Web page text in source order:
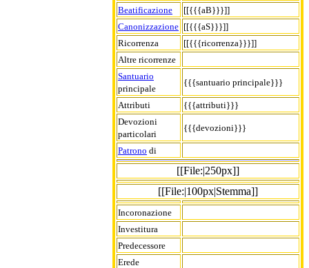
Beatificazione
[[{{{aB}}}]]
Canonizzazione [[{{{aS}}}]]
Ricorrenza
[[{{{ricorrenza}}}]]
Altre ricorrenze
Santuario
principale
{{{santuario principale}}}
Attributi
{{{attributi}}}
Devozioni
particolari
{{{devozioni}}}
Patrono di
[[File:|250px]]
[[File:|100px|Stemma]]
Incoronazione
Investitura
Predecessore
Erede